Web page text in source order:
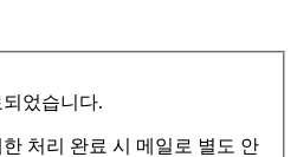
었습니다.
처리 완료 시 메일로 별도 안